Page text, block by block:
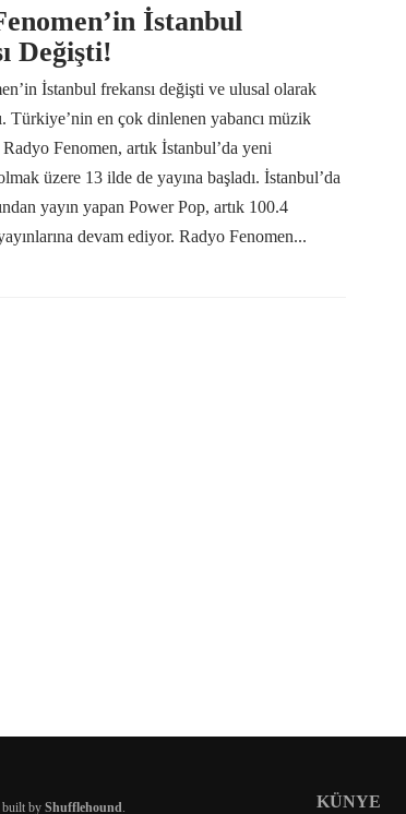
İstanbul
Değişti!
İstanbul frekansı değişti ve ulusal olarak
Türkiye’nin en çok dinlenen yabancı müzik
Fenomen, artık İstanbul’da yeni
üzere 13 ilde de yayına başladı. İstanbul’da
yayın yapan Power Pop, artık 100.4
devam ediyor. Radyo Fenomen...
built by Shufflehound. KÜNYE